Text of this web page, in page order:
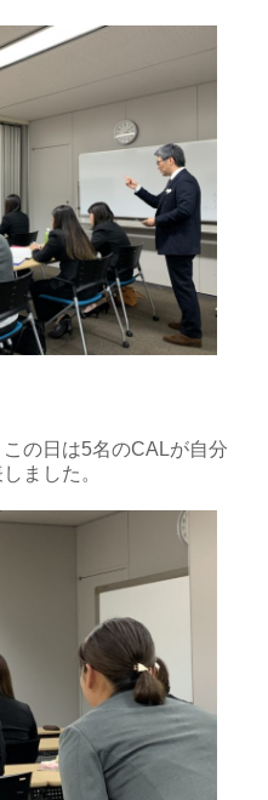
この日は5名のCALが自分
ました。